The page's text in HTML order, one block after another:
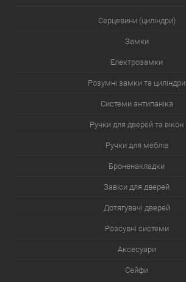
Серцевини (циліндри)
Замки
Електрозамки
Розумні замки та циліндри
Системи антипаніка
Ручки для дверей та вікон
Ручки для меблів
Броненакладки
Завіси для дверей
Дотягувачі дверей
Розсувні системи
Аксесуари
Сейфи